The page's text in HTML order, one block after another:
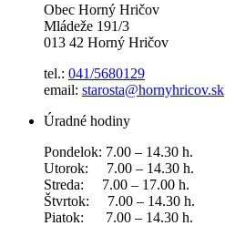
Obec Horný Hričov
Mládeže 191/3
013 42 Horný Hričov
tel.: 041/5680129
email: starosta@hornyhricov.sk
Úradné hodiny
Pondelok: 7.00 – 14.30 h.
Utorok: 7.00 – 14.30 h.
Streda: 7.00 – 17.00 h.
Štvrtok: 7.00 – 14.30 h.
Piatok: 7.00 – 14.30 h.